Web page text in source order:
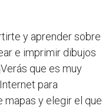
y aprender sobre
e imprimir dibujos
que es muy
para
y elegir el que